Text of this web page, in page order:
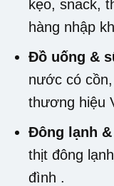
kẹo, snack,
hàng nhập
Đồ uống &
nước có
thương hiệu
Đông lạnh
thịt đông
đình .